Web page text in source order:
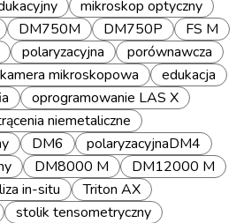
mikroskop optyczny
DM750M DM750P
FS M
polaryzacyjna
porównawcza
kamera mikroskopowa
edukacja
oprogramowanie LAS X
niemetaliczne
DM6
polaryzacyjnaDM4
DM8000 M
DM12000 M
in-situ
Triton AX
stolik tensometryczny